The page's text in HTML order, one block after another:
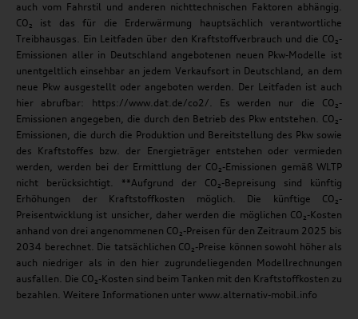
auch vom Fahrstil und anderen nichttechnischen Faktoren abhängig.
CO₂ ist das für die Erderwärmung hauptsächlich verantwortliche
Treibhausgas. Ein Leitfaden über den Kraftstoffverbrauch und die CO₂-
Emissionen aller in Deutschland angebotenen neuen Pkw-Modelle ist
unentgeltlich einsehbar an jedem Verkaufsort in Deutschland, an dem
neue Pkw ausgestellt oder angeboten werden. Der Leitfaden ist auch
hier abrufbar: https://www.dat.de/co2/. Es werden nur die CO₂-
Emissionen angegeben, die durch den Betrieb des Pkw entstehen. CO₂-
Emissionen, die durch die Produktion und Bereitstellung des Pkw sowie
des Kraftstoffes bzw. der Energieträger entstehen oder vermieden
werden, werden bei der Ermittlung der CO₂-Emissionen gemäß WLTP
nicht berücksichtigt. **Aufgrund der CO₂-Bepreisung sind künftig
Erhöhungen der Kraftstoffkosten möglich. Die künftige CO₂-
Preisentwicklung ist unsicher, daher werden die möglichen CO₂-Kosten
anhand von drei angenommenen CO₂-Preisen für den Zeitraum 2025 bis
2034 berechnet. Die tatsächlichen CO₂-Preise können sowohl höher als
auch niedriger als in den hier zugrundeliegenden Modellrechnungen
ausfallen. Die CO₂-Kosten sind beim Tanken mit den Kraftstoffkosten zu
bezahlen. Weitere Informationen unter www.alternativ-mobil.info